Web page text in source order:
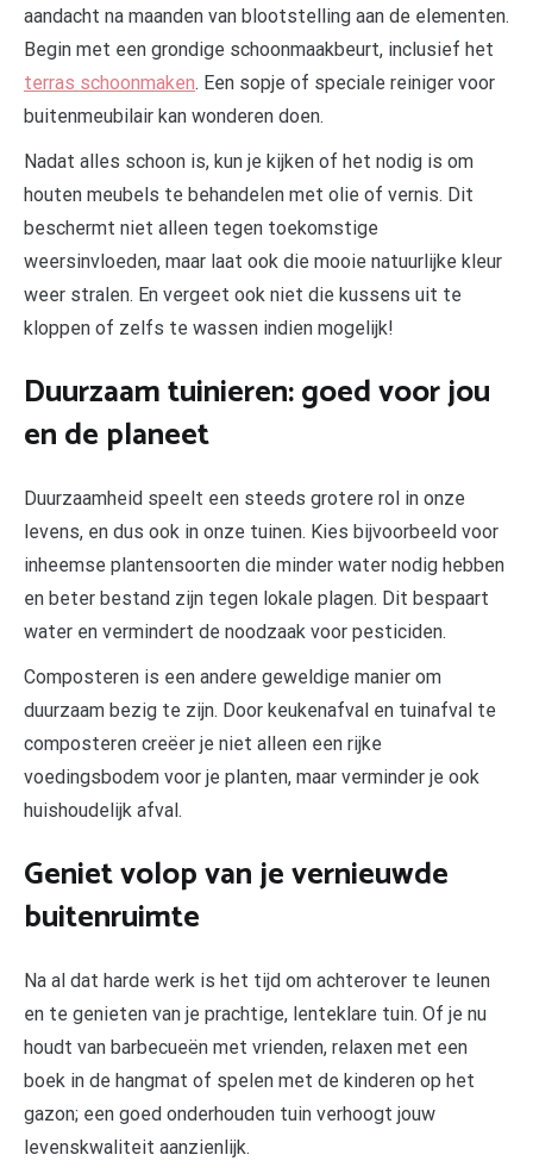
aandacht na maanden van blootstelling aan de elementen.
Begin met een grondige schoonmaakbeurt, inclusief het
terras schoonmaken. Een sopje of speciale reiniger voor
buitenmeubilair kan wonderen doen.
Nadat alles schoon is, kun je kijken of het nodig is om
houten meubels te behandelen met olie of vernis. Dit
beschermt niet alleen tegen toekomstige
weersinvloeden, maar laat ook die mooie natuurlijke kleur
weer stralen. En vergeet ook niet die kussens uit te
kloppen of zelfs te wassen indien mogelijk!
Duurzaam tuinieren: goed voor jou
en de planeet
Duurzaamheid speelt een steeds grotere rol in onze
levens, en dus ook in onze tuinen. Kies bijvoorbeeld voor
inheemse plantensoorten die minder water nodig hebben
en beter bestand zijn tegen lokale plagen. Dit bespaart
water en vermindert de noodzaak voor pesticiden.
Composteren is een andere geweldige manier om
duurzaam bezig te zijn. Door keukenafval en tuinafval te
composteren creëer je niet alleen een rijke
voedingsbodem voor je planten, maar verminder je ook
huishoudelijk afval.
Geniet volop van je vernieuwde
buitenruimte
Na al dat harde werk is het tijd om achterover te leunen
en te genieten van je prachtige, lenteklare tuin. Of je nu
houdt van barbecueën met vrienden, relaxen met een
boek in de hangmat of spelen met de kinderen op het
gazon; een goed onderhouden tuin verhoogt jouw
levenskwaliteit aanzienlijk.